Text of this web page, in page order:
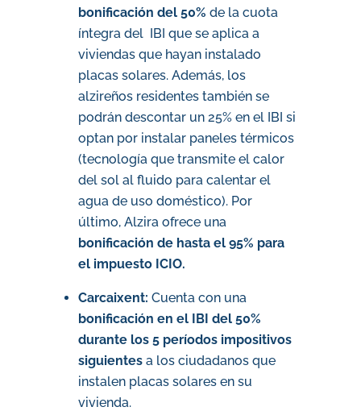
bonificación del 50% de la cuota
íntegra del IBI que se aplica a
viviendas que hayan instalado
placas solares. Además, los
alzireños residentes también se
podrán descontar un 25% en el IBI si
optan por instalar paneles térmicos
(tecnología que transmite el calor
del sol al fluido para calentar el
agua de uso doméstico). Por
último, Alzira ofrece una
bonificación de hasta el 95% para
el impuesto ICIO.
Carcaixent: Cuenta con una
bonificación en el IBI del 50%
durante los 5 períodos impositivos
siguientesa los ciudadanos que
instalen placas solares en su
vivienda.